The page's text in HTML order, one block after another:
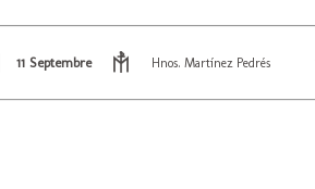
11 Septembre Hnos. Martínez Pedrés